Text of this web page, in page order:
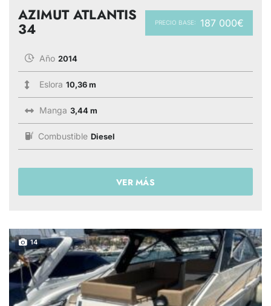
PRECIO BASE: 187 000€
AZIMUT ATLANTIS
34
Año 2014
Eslora 10,36 m
Manga 3,44 m
Combustible Diesel
VER MÁS
14